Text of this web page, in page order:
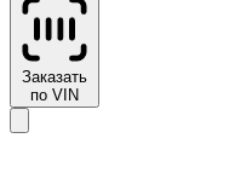
Заказать
по VIN